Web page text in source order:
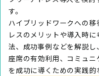
す。
ハイブリッドワークへの
レスのメリットや導入時
法、成功事例などを解説し
座席の有効利用、コミュ
を成功に導くための実践的